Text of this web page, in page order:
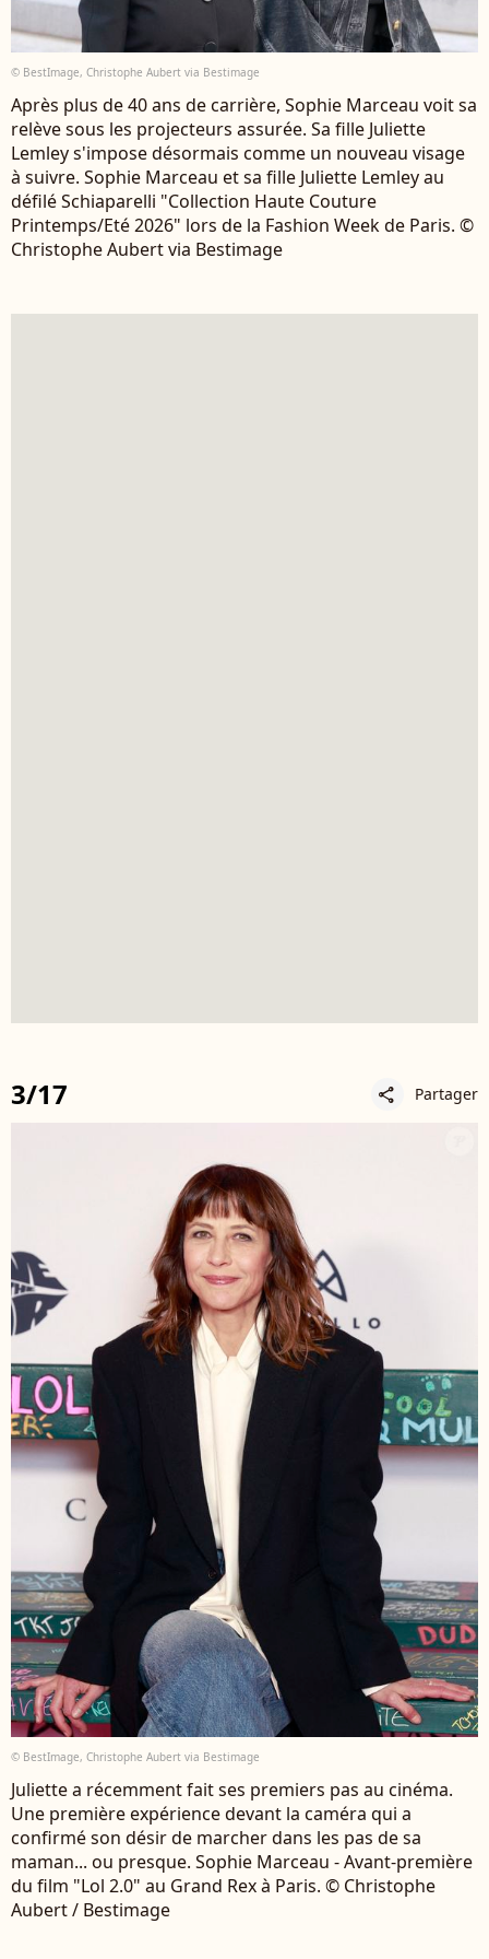
© BestImage, Christophe Aubert via Bestimage
Après plus de 40 ans de carrière, Sophie Marceau voit sa
relève sous les projecteurs assurée. Sa fille Juliette
Lemley s'impose désormais comme un nouveau visage
à suivre. Sophie Marceau et sa fille Juliette Lemley au
défilé Schiaparelli "Collection Haute Couture
Printemps/Eté 2026" lors de la Fashion Week de Paris. ©
Christophe Aubert via Bestimage
3/17 share Partager
© BestImage, Christophe Aubert via Bestimage
Juliette a récemment fait ses premiers pas au cinéma.
Une première expérience devant la caméra qui a
confirmé son désir de marcher dans les pas de sa
maman... ou presque. Sophie Marceau - Avant-première
du film "Lol 2.0" au Grand Rex à Paris. © Christophe
Aubert / Bestimage